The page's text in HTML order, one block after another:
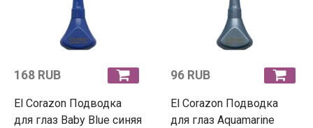
168 RUB
El Corazon Подводка
для глаз Baby Blue синяя
96 RUB
El Corazon Подводка
для глаз Aquamarine